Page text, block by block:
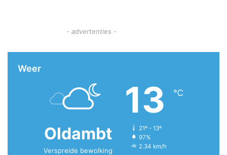
- advertenties -
Weer
Oldambt
Verspreide bewolking
13 ℃
21º - 13º
97%
2.34 km/h